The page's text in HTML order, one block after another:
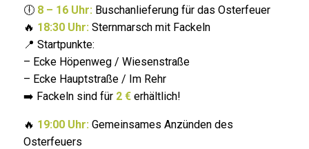
🕕 8 – 16 Uhr: Buschanlieferung für das Osterfeuer
🔥 18:30 Uhr: Sternmarsch mit Fackeln
📍 Startpunkte:
– Ecke Höpenweg / Wiesenstraße
– Ecke Hauptstraße / Im Rehr
➡️ Fackeln sind für 2 €erhältlich!
🔥 19:00 Uhr: Gemeinsames Anzünden des
Osterfeuers